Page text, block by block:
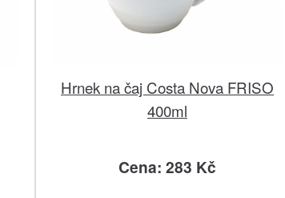
Hrnek na čaj Costa Nova FRISO
400ml
Cena: 283 Kč